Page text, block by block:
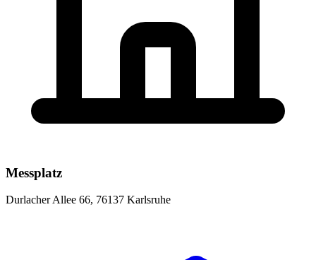
Messplatz
Durlacher Allee 66, 76137 Karlsruhe